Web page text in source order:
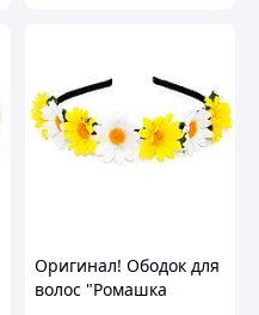
Оригинал! Ободок для
волос "Ромашка